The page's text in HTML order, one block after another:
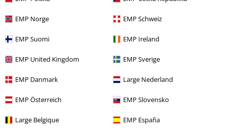
EMP Norge EMP Schweiz
EMP Suomi EMP Ireland
EMP United Kingdom EMP Sverige
EMP Danmark Large Nederland
EMP Österreich EMP Slovensko
Large Belgique EMP España
Siste besøk